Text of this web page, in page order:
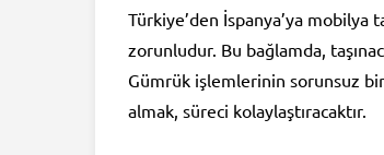
Türkiye’den İspanya’ya
zorunludur. Bu bağlamda,
Gümrük işlemlerinin sorunsuz
almak, süreci kolaylaştıracaktır.